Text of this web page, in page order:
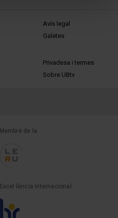
MENÚ PEU 1
Avís legal
Galetes
PEU 2
Privadesa i termes
Sobre UBtv
Membre de la
Excel·lència internacional